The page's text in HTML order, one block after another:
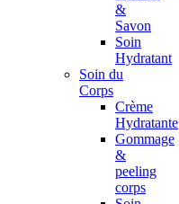
&
Savon
Soin
Hydratant
Soin du
Corps
Crème
Hydratante
Gommage
&
peeling
corps